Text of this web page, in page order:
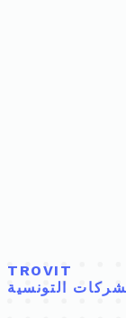
TROVIT
التونسية